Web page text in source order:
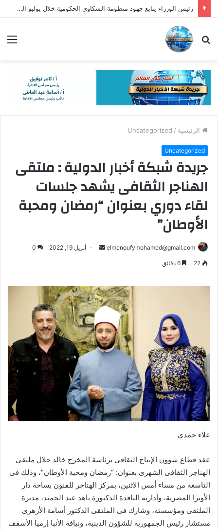
رئيس الوزراء يتابع جهود منظومة الشكاوى الحكومية خلال يوليو الماضى
بحث
الرئيسية /
Uncategorized
Uncategorized
جريدة شبكة أخبار الدولية : ملتقى
الهناجر الثقافى يشهد جلسات
لقاء دوري بعنوان “رمضان ومحبة
الأوطان”
elmenoufymohamed@gmail.com
أرسل أبريل 19, 2022 0
22
علاء حمدي
عقد قطاع شؤون الإنتاج الثقافى برئاسة المخرج خالد جلال ملتقى
الهناجر الثقافى الشهرى بعنوان: “رمضان ومحبة الأوطان”، وذلك فى
التاسعة من مساء أمس الاثنين، بمركز الهناجر للفنون بساحة دار
الأوبرا المصرية، وأدارته الناقدة الدكتورة ناهد عبد الحميد، مديرة
الملتقى ومؤسسته، وشارك فى الملتقى الدكتور أسامة الأزهرى
مستشار رئيس الجمهورية للشؤون الدينية، ونيافة الأنبا إرميا الأسقف